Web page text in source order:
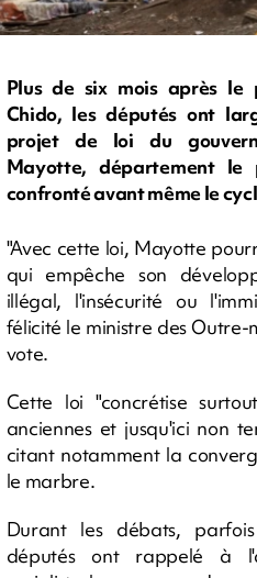
Plus de six mois après le
Chido, les députés ont
projet de loi du
Mayotte, département le
confronté avant même le
"Avec cette loi, Mayotte
qui empêche son
illégal, l'insécurité ou
félicité le ministre des Outre-
vote.
Cette loi "concrétise
anciennes et jusqu'ici non
citant notamment la
le marbre.
Durant les débats,
députés ont rappelé à